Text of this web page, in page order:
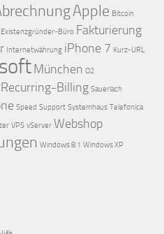
Apple Bitcoin
Existenzgründer-Büro Fakturierung
Internetwährung iPhone 7 Kurz-URL
München O2
Recurring-Billing Sauerlach
Speed Support Systemhaus Telefonica
VPS vServer Webshop
Windows 8.1 Windows XP